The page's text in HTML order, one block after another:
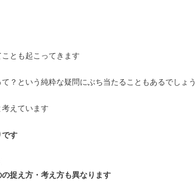
とも起こってきます
？という純粋な疑問にぶち当たることもあるでしょう
えています
です
捉え方・考え方も異なります